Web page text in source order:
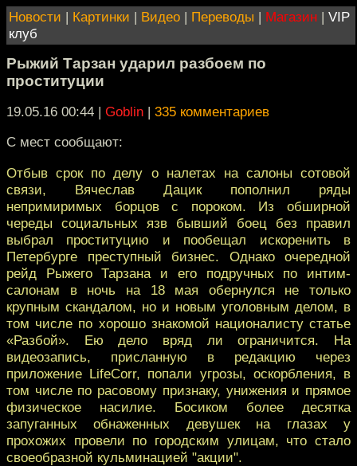
Новости | Картинки | Видео | Переводы | Магазин | VIP
клуб
Рыжий Тарзан ударил разбоем по
проституции
19.05.16 00:44 | Goblin | 335 комментариев
С мест сообщают:
Отбыв срок по делу о налетах на салоны сотовой
связи, Вячеслав Дацик пополнил ряды
непримиримых борцов с пороком. Из обширной
череды социальных язв бывший боец без правил
выбрал проституцию и пообещал искоренить в
Петербурге преступный бизнес. Однако очередной
рейд Рыжего Тарзана и его подручных по интим-
салонам в ночь на 18 мая обернулся не только
крупным скандалом, но и новым уголовным делом, в
том числе по хорошо знакомой националисту статье
«Разбой». Ею дело вряд ли ограничится. На
видеозапись, присланную в редакцию через
приложение LifeCorr, попали угрозы, оскорбления, в
том числе по расовому признаку, унижения и прямое
физическое насилие. Босиком более десятка
запуганных обнаженных девушек на глазах у
прохожих провели по городским улицам, что стало
своеобразной кульминацией "акции".